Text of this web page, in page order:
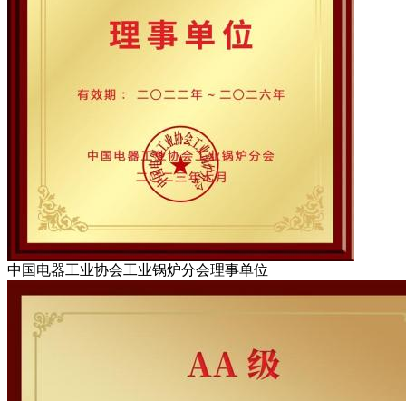
中国电器工业协会工业锅炉分会理事单位